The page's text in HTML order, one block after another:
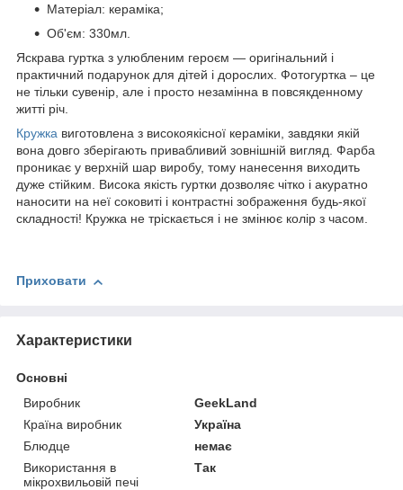
Матеріал: кераміка;
Об'єм: 330мл.
Яскрава гуртка з улюбленим героєм ― оригінальний і
практичний подарунок для дітей і дорослих. Фотогуртка – це
не тільки сувенір, але і просто незамінна в повсякденному
житті річ.
Кружка виготовлена з високоякісної кераміки, завдяки якій
вона довго зберігають привабливий зовнішній вигляд. Фарба
проникає у верхній шар виробу, тому нанесення виходить
дуже стійким. Висока якість гуртки дозволяє чітко і акуратно
наносити на неї соковиті і контрастні зображення будь-якої
складності! Кружка не тріскається і не змінює колір з часом.
Приховати
Характеристики
Основні
Виробник
GeekLand
Країна виробник
Україна
Блюдце
немає
Використання в
мікрохвильовій печі
Так